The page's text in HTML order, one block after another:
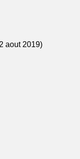
aout 2019)